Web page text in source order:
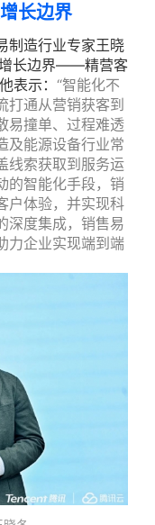
长边界
制造行业专家王晓
增长边界——精营客
表示： “智能化不
打通从营销获客到
易撞单、过程难透
及能源设备行业常
线索获取到服务运
的智能化手段，销
户体验，并实现科
深度集成，销售易
力企业实现端到端